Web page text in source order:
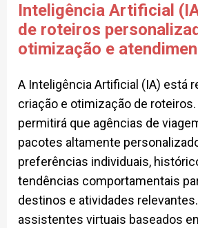
Inteligência Artificial
de roteiros
otimização e
A Inteligência Artificial (IA) está
criação e otimização de roteiros.
permitirá que agências de
pacotes altamente
preferências individuais,
tendências comportamentais
destinos e atividades
assistentes virtuais baseados